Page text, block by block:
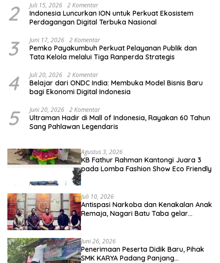
2 Juli 15, 2026 2 Komentar
Indonesia Luncurkan ION untuk Perkuat Ekosistem
Perdagangan Digital Terbuka Nasional
3 Juni 17, 2026 2 Komentar
Pemko Payakumbuh Perkuat Pelayanan Publik dan
Tata Kelola melalui Tiga Ranperda Strategis
4 Juli 20, 2026 2 Komentar
Belajar dari ONDC India: Membuka Model Bisnis Baru
bagi Ekonomi Digital Indonesia
5 Juni 20, 2026 2 Komentar
Ultraman Hadir di Mall of Indonesia, Rayakan 60 Tahun
Sang Pahlawan Legendaris
Agustus 3, 2026
KB Fathur Rahman Kantongi Juara 3
pada Lomba Fashion Show Eco Friendly
Juli 10, 2026
Antispasi Narkoba dan Kenakalan Anak
Remaja, Nagari Batu Taba gelar
Juni 26, 2026
Penerimaan Peserta Didik Baru, Pihak
SMK KARYA Padang Panjang